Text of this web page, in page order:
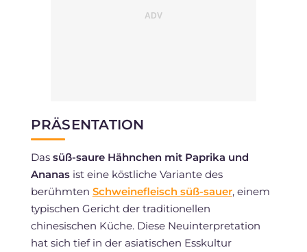
PRÄSENTATION
Das süß-saure Hähnchen mit Paprika und
Ananasist eine köstliche Variante des
berühmten Schweinefleisch süß-sauer, einem
typischen Gericht der traditionellen
chinesischen Küche. Diese Neuinterpretation
hat sich tief in der asiatischen Esskultur